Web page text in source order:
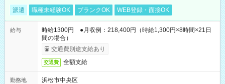
派遣 職種未経験OK ブランクOK WEB登録・面接OK
給与
時給1300円 ●月収例：218,400円（時給1,300円×8時間×21日
間の場合）
交通費別途支給あり
交通費 全額支給
勤務地
浜松市中央区